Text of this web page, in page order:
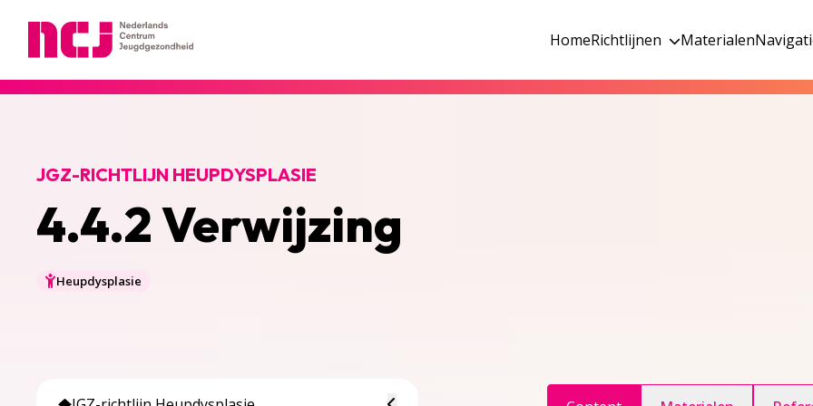
HomeRichtlijnen Materialen
4.4.2 Verwijzing
JGZ-RICHTLIJN HEUPDYSPLASIE
Heupdysplasie